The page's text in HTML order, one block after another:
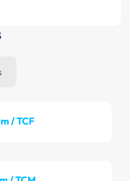
/ TCF